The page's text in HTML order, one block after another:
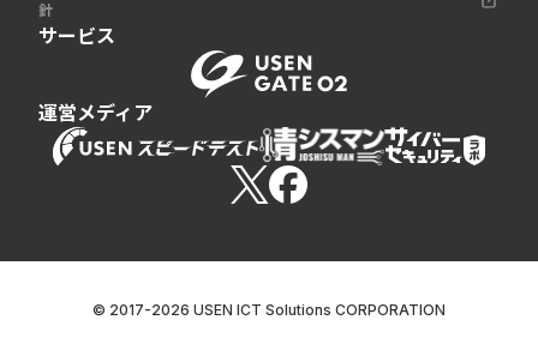
針
サービス
運営メディア
© 2017-2026 USEN ICT Solutions CORPORATION